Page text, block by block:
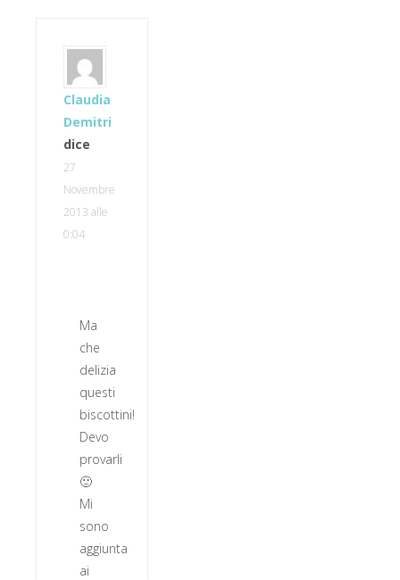
Claudia
Demitri
dice
27
Novembre
2013 alle
0:04
Ma
che
delizia
questi
biscottini!
Devo
provarli
🙂
Mi
sono
aggiunta
ai